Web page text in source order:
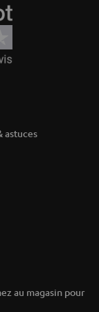
astuces
au magasin pour